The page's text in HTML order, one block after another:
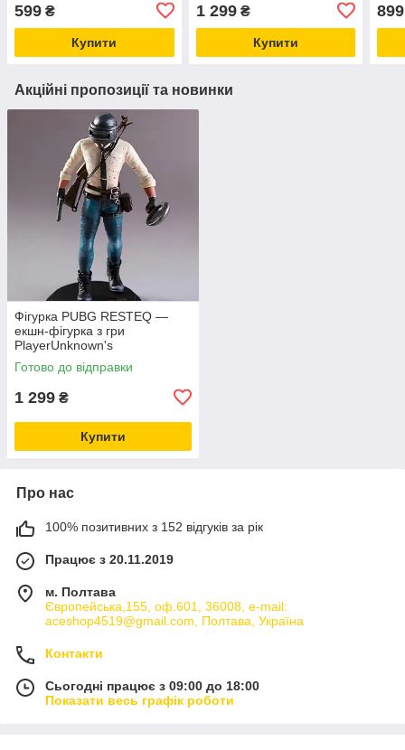
Plush
599 ₴
Купити
підставкою та
подарунковим пакуванням
1 299₴
Купити
899
Акційні пропозиції та новинки
Фігурка PUBG RESTEQ —
екшн-фігурка з гри
PlayerUnknown's
Battlegrounds, 17 см, з
аксесуарами
Готово до відправки
1 299 ₴
Купити
Про нас
100% позитивних з 152 відгуків за рік
Працює з 20.11.2019
м. Полтава
Європейська,155, оф.601, 36008, e-mail:
aceshop4519@gmail.com, Полтава, Україна
Контакти
Сьогодні працює з 09:00 до 18:00
Показати весь графік роботи